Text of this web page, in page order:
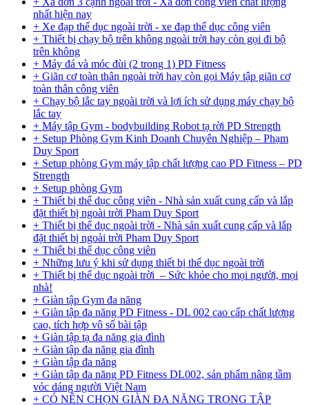
nhất hiện nay
+ Xe đạp thể dục ngoài trời - xe đạp thể dục công viên
+ Thiết bị chạy bộ trên không ngoài trời hay còn gọi đi bộ
trên không
+ Máy đá và móc đùi (2 trong 1) PD Fitness
+ Giãn cơ toàn thân ngoài trời hay còn gọi Máy tập giãn cơ
toàn thân công viên
+ Chạy bộ lắc tay ngoài trời và lợi ích sử dụng máy chạy bộ
lắc tay
+ Máy tập Gym - bodybuilding Robot tạ rời PD Strength
+ Setup Phòng Gym Kinh Doanh Chuyên Nghiệp – Phạm
Duy Sport
+ Setup phòng Gym máy tập chất lượng cao PD Fitness – PD
Strength
+ Setup phòng Gym
+ Thiết bị thể dục công viên - Nhà sản xuất cung cấp và lắp
đặt thiết bị ngoài trời Pham Duy Sport
+ Thiết bị thể dục ngoài trời - Nhà sản xuất cung cấp và lắp
đặt thiết bị ngoài trời Pham Duy Sport
+ Thiết bị thể dục công viên
+ Những lưu ý khi sử dụng thiết bị thể dục ngoài trời
+ Thiết bị thể dục ngoài trời – Sức khỏe cho mọi người, mọi
nhà!
+ Giàn tập Gym đa năng
+ Giàn tập đa năng PD Fitness - DL 002 cao cấp chất lượng
cao, tích hợp vô số bài tập
+ Giàn tập tạ đa năng gia đình
+ Giàn tập đa năng gia đình
+ Giàn tập đa năng
+ Giàn tập đa năng PD Fitness DL002, sản phẩm nâng tầm
vóc dáng người Việt Nam
+ CÓ NÊN CHỌN GIÀN ĐA NĂNG TRONG TẬP